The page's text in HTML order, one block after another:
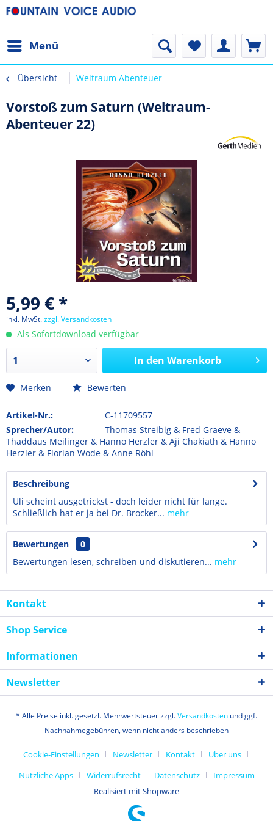
Menü
Übersicht Weltraum Abenteuer
Vorstoß zum Saturn (Weltraum-
Abenteuer 22)
5,99 € *
inkl. MwSt.zzgl. Versandkosten
Als Sofortdownload verfügbar
In den Warenkorb
Merken Bewerten
Artikel-Nr.:
C-11709557
Sprecher/Autor:
Thomas Streibig & Fred Graeve &
Thaddäus Meilinger & Hanno Herzler & Aji Chakiath & Hanno
Herzler & Florian Wode & Anne Röhl
Beschreibung
Uli scheint ausgetrickst - doch leider nicht für lange.
Schließlich hat er ja bei Dr. Brocker... mehr
Bewertungen
0
Bewertungen lesen, schreiben und diskutieren... mehr
Kontakt
Shop Service
Informationen
Newsletter
* Alle Preise inkl. gesetzl. Mehrwertsteuer zzgl.Versandkosten und ggf.
Nachnahmegebühren, wenn nicht anders beschrieben
Cookie-Einstellungen Newsletter Kontakt
Über uns
Nützliche Apps
Widerrufsrecht Datenschutz
Impressum
Realisiert mit Shopware